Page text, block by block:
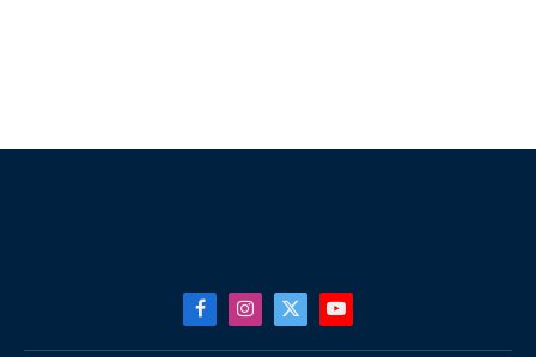
FacebookInstagram
X
YouTube